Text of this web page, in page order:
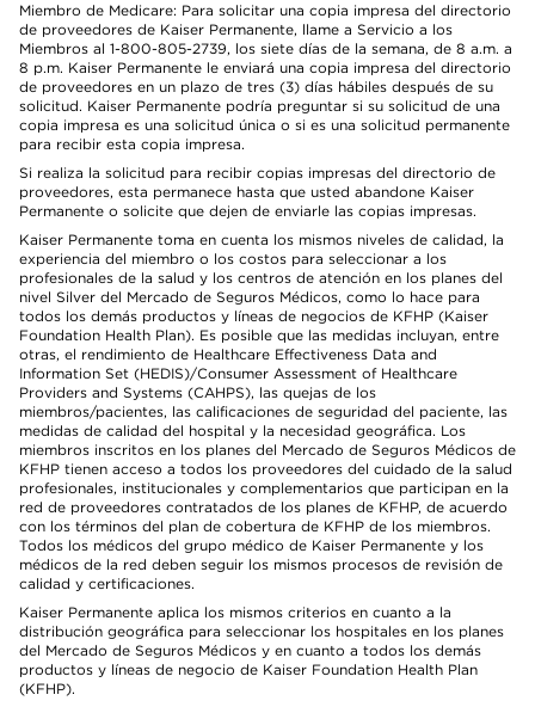
Miembro de Medicare: Para solicitar una copia impresa del directorio
de proveedores de Kaiser Permanente, llame a Servicio a los
Miembros al 1-800-805-2739, los siete días de la semana, de 8 a.m. a
8 p.m. Kaiser Permanente le enviará una copia impresa del directorio
de proveedores en un plazo de tres (3) días hábiles después de su
solicitud. Kaiser Permanente podría preguntar si su solicitud de una
copia impresa es una solicitud única o si es una solicitud permanente
para recibir esta copia impresa.
Si realiza la solicitud para recibir copias impresas del directorio de
proveedores, esta permanece hasta que usted abandone Kaiser
Permanente o solicite que dejen de enviarle las copias impresas.
Kaiser Permanente toma en cuenta los mismos niveles de calidad, la
experiencia del miembro o los costos para seleccionar a los
profesionales de la salud y los centros de atención en los planes del
nivel Silver del Mercado de Seguros Médicos, como lo hace para
todos los demás productos y líneas de negocios de KFHP (Kaiser
Foundation Health Plan). Es posible que las medidas incluyan, entre
otras, el rendimiento de Healthcare Effectiveness Data and
Information Set (HEDIS)/Consumer Assessment of Healthcare
Providers and Systems (CAHPS), las quejas de los
miembros/pacientes, las calificaciones de seguridad del paciente, las
medidas de calidad del hospital y la necesidad geográfica. Los
miembros inscritos en los planes del Mercado de Seguros Médicos de
KFHP tienen acceso a todos los proveedores del cuidado de la salud
profesionales, institucionales y complementarios que participan en la
red de proveedores contratados de los planes de KFHP, de acuerdo
con los términos del plan de cobertura de KFHP de los miembros.
Todos los médicos del grupo médico de Kaiser Permanente y los
médicos de la red deben seguir los mismos procesos de revisión de
calidad y certificaciones.
Kaiser Permanente aplica los mismos criterios en cuanto a la
distribución geográfica para seleccionar los hospitales en los planes
del Mercado de Seguros Médicos y en cuanto a todos los demás
productos y líneas de negocio de Kaiser Foundation Health Plan
(KFHP).